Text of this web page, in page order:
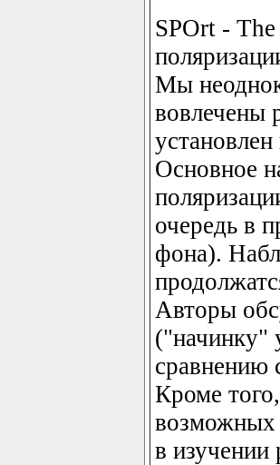
SPOrt -
Мы
вовлечены
Основное
очередь в
фона).
Авторы
("начинку"
сравнению
Кроме
возможных
в изучении